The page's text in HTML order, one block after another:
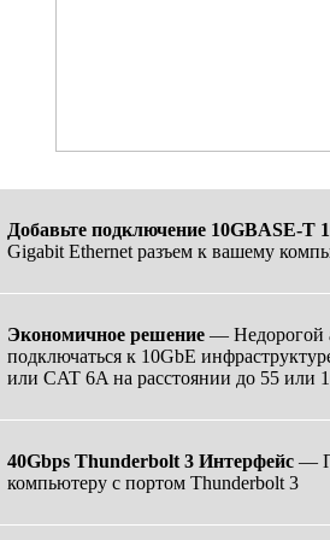
Добавьте подключение 10GBASE-T
Gigabit Ethernet разъем к вашему
Экономичное решение — Недорогой
подключаться к 10GbE
или CAT 6A на расстоянии до 55 или
40Gbps Thunderbolt 3 Интерфейс —
компьютеру с портом Thunderbolt 3